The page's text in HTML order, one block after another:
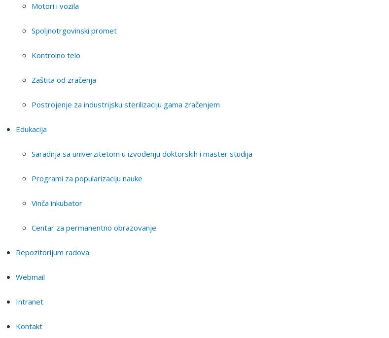
Motori i vozila
Spoljnotrgovinski promet
Kontrolno telo
Zaštita od zračenja
Postrojenje za industrijsku sterilizaciju gama zračenjem
Edukacija
Saradnja sa univerzitetom u izvođenju doktorskih i master studija
Programi za popularizaciju nauke
Vinča inkubator
Centar za permanentno obrazovanje
Repozitorijum radova
Webmail
Intranet
Kontakt